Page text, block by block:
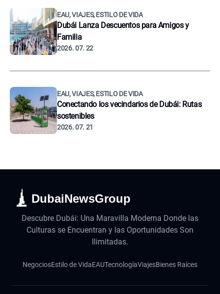
EAU, VIAJES, ESTILO DE VIDA
Dubái Lanza Descuentos para Amigos y
Familia
2026. 07. 22
EAU, VIAJES, ESTILO DE VIDA
Conectando los vecindarios de Dubái: Rutas
sostenibles
2026. 07. 21
DubaiNewsGroup
Descubre Dubái: Una Maravilla Moderna Donde las
Culturas se Encuentran y las Oportunidades Son
Ilimitadas.
NegociosEstilo de VidaEAUTecnologíaViajesBienes Raíces